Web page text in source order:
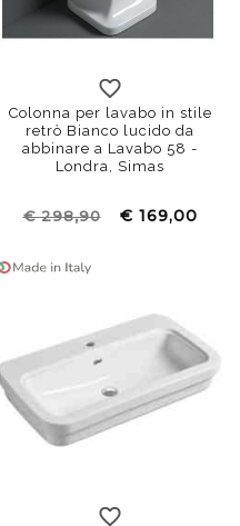
Colonna per lavabo in stile
retrò Bianco lucido da
abbinare a Lavabo 58 -
Londra, Simas
€ 298,90 € 169,00